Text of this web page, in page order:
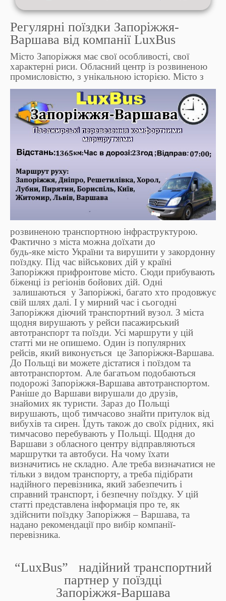
Регулярні поїздки Запоріжжя-
Варшава від компанії LuxBus
Місто Запоріжжя має свої особливості, свої
характерні риси. Обласний центр із розвиненою
промисловістю, з унікальною історією. Місто з
розвиненою транспортною інфраструктурою.
Фактично з міста можна доїхати до
будь-яке місто України та вирушити у закордонну
поїздку. Під час військових дій у країні
Запоріжжя прифронтове місто. Сюди прибувають
біженці із регіонів бойових дій. Одні
залишаються у Запоріжжі, багато хто продовжує
свій шлях далі. І у мирний час і сьогодні
Запоріжжя діючий транспортний вузол. З міста
щодня вирушають у рейси пасажирський
автотранспорт та поїзди. Усі маршрути у цій
статті ми не опишемо. Один із популярних
рейсів, який виконується це Запоріжжя-Варшава.
До Польщі ви можете дістатися і поїздом та
автотранспортом. Але багатьом подобаються
подорожі Запоріжжя-Варшава автотранспортом.
Раніше до Варшави вирушали до друзів,
знайомих як туристи. Зараз до Польщі
вирушають, щоб тимчасово знайти притулок від
вибухів та сирен. Їдуть також до своїх рідних, які
тимчасово перебувають у Польщі. Щодня до
Варшави з обласного центру відправляються
маршрутки та автобуси. На чому їхати
визначитись не складно. Але треба визначатися не
тільки з видом транспорту, а треба підібрати
надійного перевізника, який забезпечить і
справний транспорт, і безпечну поїздку. У цій
статті представлена інформація про те, як
здійснити поїздку Запоріжжя – Варшава, та
надано рекомендації про вибір компанії-
перевізника.
“LuxBus” надійний транспортний
партнер у поїздці
Запоріжжя-Варшава